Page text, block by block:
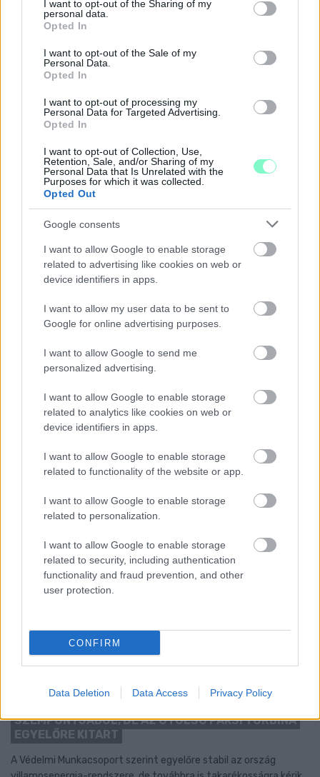
not limited to your visit or usage behaviour. You may click to
grant or deny consent to Google and its third-party tags to
use your data for below specified purposes in below Google
consent section.
I want to opt-out of the Sharing of my
personal data.
Opted In
I want to opt-out of the Sale of my
Personal Data.
Opted In
I want to opt-out of processing my
Personal Data for Targeted Advertising.
Opted In
I want to opt-out of Collection, Use,
Retention, Sale, and/or Sharing of my
Personal Data that Is Unrelated with the
Purposes for which it was collected.
Opted Out
Google consents
I want to allow Google to enable storage
related to advertising like cookies on web or
device identifiers in apps.
I want to allow my user data to be sent to
Google for online advertising purposes.
I want to allow Google to send me
personalized advertising.
I want to allow Google to enable storage
related to analytics like cookies on web or
device identifiers in apps.
I want to allow Google to enable storage
related to functionality of the website or app.
I want to allow Google to enable storage
related to personalization.
I want to allow Google to enable storage
related to security, including authentication
functionality and fraud prevention, and other
user protection.
CONFIRM
Data Deletion Data Access Privacy Policy
TERVEIT
építéséről is tájékoztatják az érdeklődőket.
DÍSZKIVILÁGÍTÁS LEKAPCSOLÁSA
A város 77 helyszínén zajlik a munkavégzés, a Győr Projekt
kezelésében lévő épületek egy részét is érinti az intézkedés.
HŐSÉGRIASZTÁST, A KÖVETKEZŐ 48 ÓRA LEHET A
SZEMPONTJÁBÓL, DE AZ UTOLSÓ PAKSI TURBINA
EGYELŐRE KITART
A Védelmi Munkacsoport szerint egyelőre stabil az ország